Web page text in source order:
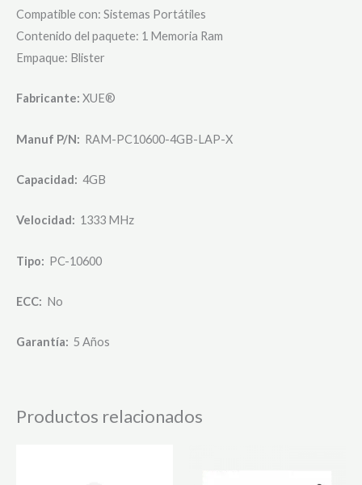
Compatible con: Sistemas Portátiles
Contenido del paquete: 1 Memoria Ram
Empaque: Blister
Fabricante: XUE®
Manuf P/N: RAM-PC10600-4GB-LAP-X
Capacidad: 4GB
Velocidad: 1333 MHz
Tipo: PC-10600
ECC: No
Garantía: 5 Años
Productos relacionados